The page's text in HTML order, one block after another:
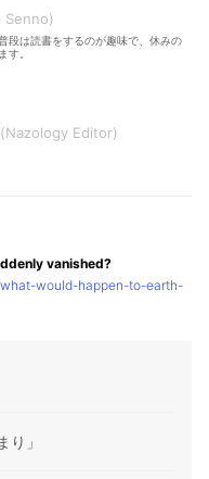
Senno
段は読書をするのが趣味で、休みの
す。
Nazology Editor
vanished?
would-happen-to-earth-
」